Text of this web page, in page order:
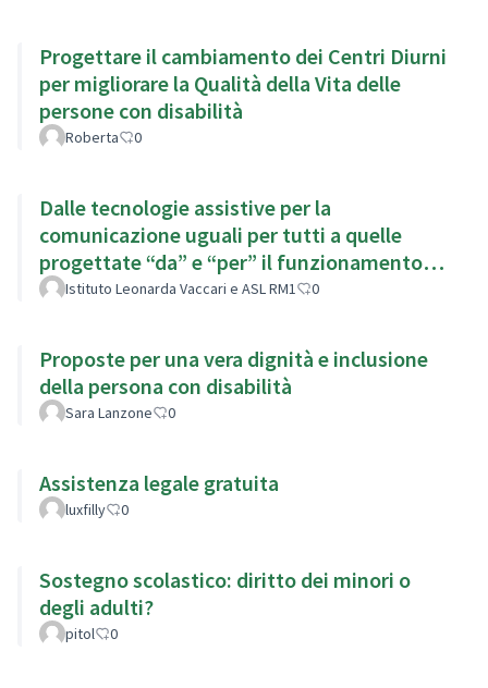
Progettare il cambiamento dei Centri Diurni
per migliorare la Qualità della Vita delle
persone con disabilità
Roberta 0
Dalle tecnologie assistive per la
comunicazione uguali per tutti a quelle
progettate “da” e “per” il funzionamento
della persona
Istituto Leonarda Vaccari e ASL RM1 0
Proposte per una vera dignità e inclusione
della persona con disabilità
Sara Lanzone 0
Assistenza legale gratuita
luxfilly 0
Sostegno scolastico: diritto dei minori o
degli adulti?
pitol 0